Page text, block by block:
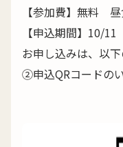
【参加費】無料
【申込期間】10/
お申し込みは、以
②申込QRコードの